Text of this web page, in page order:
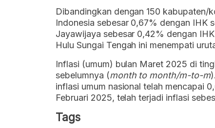
Dibandingkan dengan 150 kabupaten/
Indonesia sebesar 0,67% dengan IHK
Jayawijaya sebesar 0,42% dengan
Hulu Sungai Tengah ini menempati
Inflasi (umum) bulan Maret 2025 di
sebelumnya (month to month/m-to-m
inflasi umum nasional telah mencapai
Februari 2025, telah terjadi inflasi
Tags